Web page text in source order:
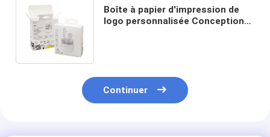
Boîte à papier d'impression de
logo personnalisée Conception
Continuer